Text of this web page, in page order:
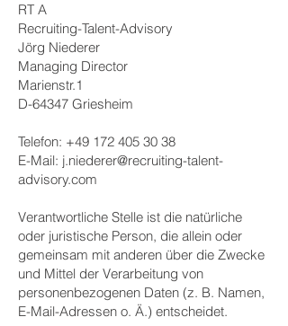
RT A
Recruiting-Talent-Advisory
Jörg Niederer
Managing Director
Marienstr.1
D-64347 Griesheim
Telefon: +49 172 405 30 38
E-Mail: j.niederer@recruiting-talent-
advisory.com
Verantwortliche Stelle ist die natürliche
oder juristische Person, die allein oder
gemeinsam mit anderen über die Zwecke
und Mittel der Verarbeitung von
personenbezogenen Daten (z. B. Namen,
E-Mail-Adressen o. Ä.) entscheidet.